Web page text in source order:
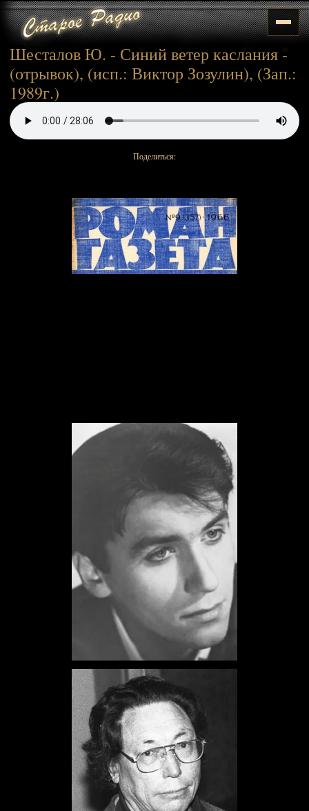
Шесталов Ю. - Синий ветер каслания -
(отрывок), (исп.: Виктор Зозулин), (Зап.:
1989г.)
Поделиться: